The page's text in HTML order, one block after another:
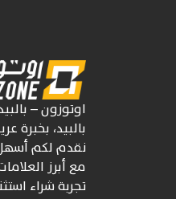
اوتوزون–
بالبيد، بخبرة
نقدم لكم أسهل
مع أبرز
تجربة شراء